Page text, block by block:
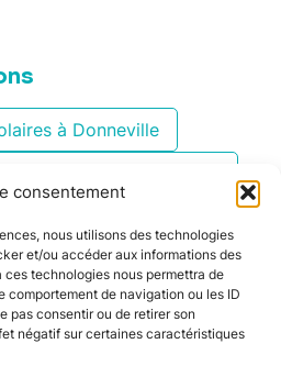
consentement
nous utilisons des technologies
et/ou accéder aux informations des
technologies nous permettra de
comportement de navigation ou les ID
pas consentir ou de retirer son
négatif sur certaines caractéristiques
à Donneville
dans le Gers à
par ClimeHome